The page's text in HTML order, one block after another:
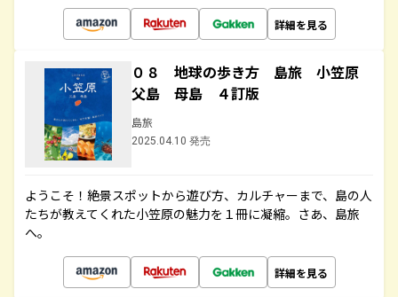
詳細を見る
０８ 地球の歩き方 島旅 小笠原
父島 母島 ４訂版
島旅
2025.04.10 発売
ようこそ！絶景スポットから遊び方、カルチャーまで、島の人
たちが教えてくれた小笠原の魅力を１冊に凝縮。さあ、島旅
へ。
詳細を見る